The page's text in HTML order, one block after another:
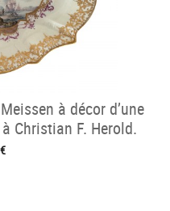
à décor d’une
Christian F. Herold.